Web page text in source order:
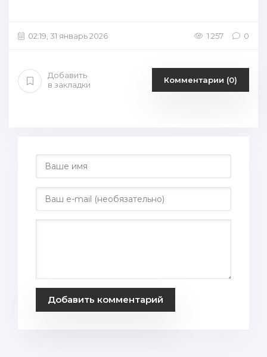
02:19, 31 январь 2026 1 257 0
Добавить
в закладки
Комментарии (0)
Добавить комментарий